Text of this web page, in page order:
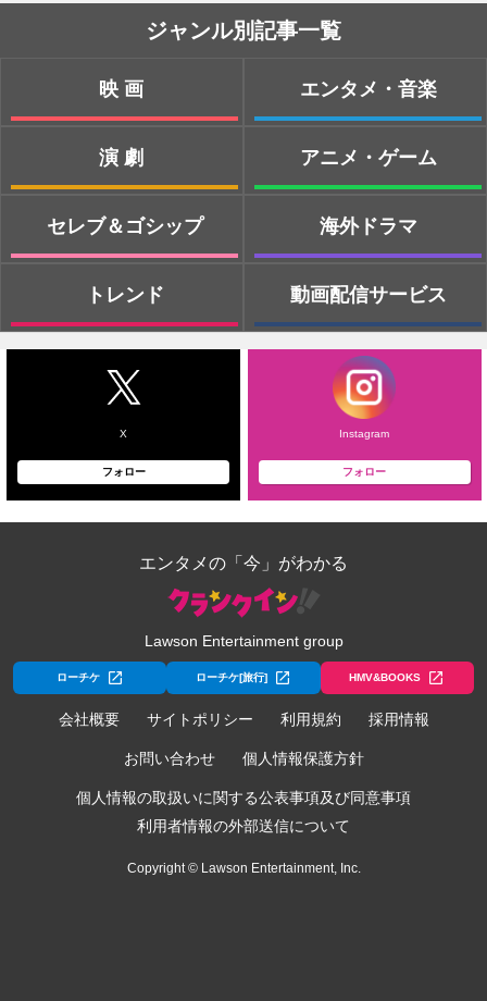
ジャンル別記事一覧
映画
演劇
セレブ＆ゴシップ
トレンド
エンタメ・音楽
アニメ・ゲーム
海外ドラマ
動画配信サービス
X
フォロー
Instagram
フォロー
エンタメの「今」がわかる
Lawson Entertainment group
ローチケ ローチケ[旅行] HMV&BOOKS
会社概要 サイトポリシー 利用規約 採用情報
お問い合わせ 個人情報保護方針
個人情報の取扱いに関する公表事項及び同意事項
利用者情報の外部送信について
Copyright © Lawson Entertainment, Inc.